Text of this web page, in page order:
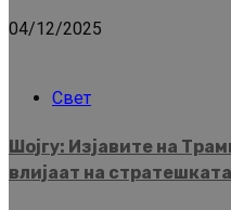
04/12/2025
Свет
Шојгу: Изјавите на
влијаат на